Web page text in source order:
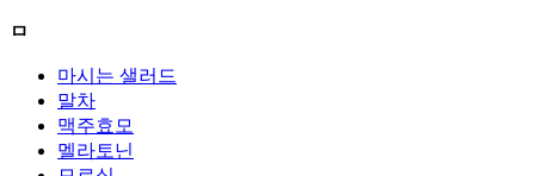
ㅁ
마시는 샐러드
말차
맥주효모
멜라토닌